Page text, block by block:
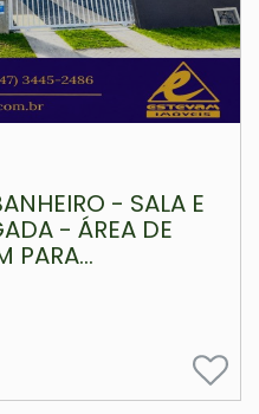
- SALA E
- ÁREA DE
PARA...